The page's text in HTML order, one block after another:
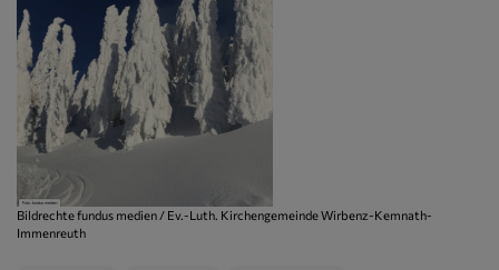
Bildrechtefundus medien / Ev.-Luth. Kirchengemeinde Wirbenz-Kemnath-
Immenreuth